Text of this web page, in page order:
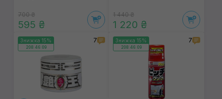
700 ₴
595 ₴
1 440 ₴
1 220 ₴
Знижка 15%
208:46:08
7 Знижка 15%
208:46:08
7